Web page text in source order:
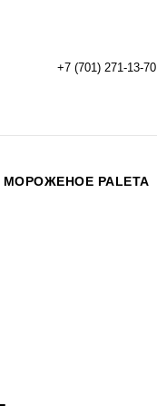
+7 (701) 271-13-70
МОРОЖЕНОЕ PALETA